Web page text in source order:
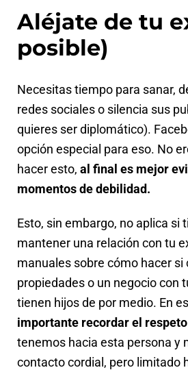
Aléjate de tu
posible)
Necesitas tiempo para sanar,
redes sociales o silencia sus
quieres ser diplomático).
opción especial para eso. No
hacer esto, al final es mejor
momentos de debilidad.
Esto, sin embargo, no aplica si
mantener una relación con tu
manuales sobre cómo hacer si
propiedades o un negocio con
tienen hijos de por medio. En
importante recordar el
tenemos hacia esta persona y
contacto cordial, pero limitado